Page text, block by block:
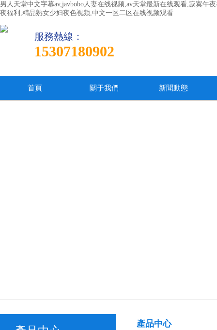
男人天堂中文字幕av,javbobo人妻在线视频,av天堂最新在线观看,寂寞
夜福利,精品熟女少妇夜色视频,中文一区二区在线视频观看
服務熱線：
15307180902
首頁 關于我們 新聞動態
產品中心